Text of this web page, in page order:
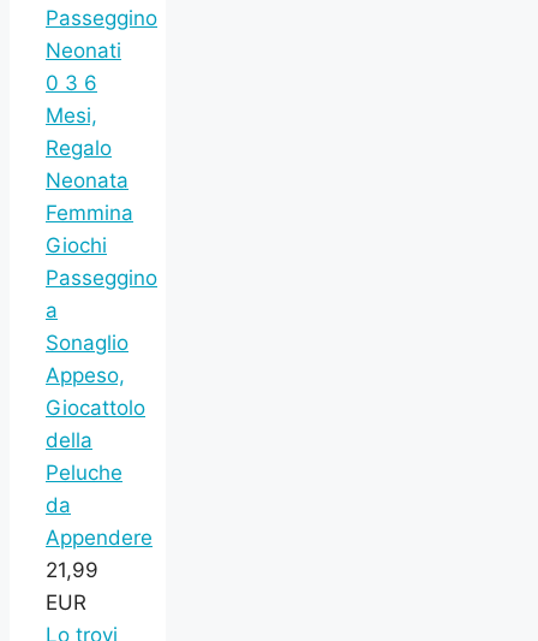
Passeggino
Neonati
0 3 6
Mesi,
Regalo
Neonata
Femmina
Giochi
Passeggino
a
Sonaglio
Appeso,
Giocattolo
della
Peluche
da
Appendere
21,99
EUR
Lo trovi